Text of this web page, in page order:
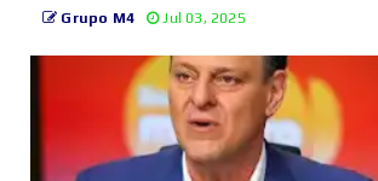
Grupo M4 Jul 03, 2025